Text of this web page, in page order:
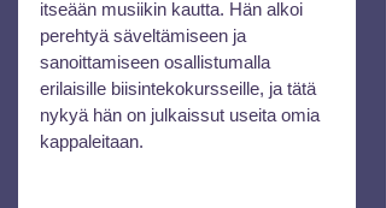
itseään musiikin kautta. Hän alkoi
perehtyä säveltämiseen ja
sanoittamiseen osallistumalla
erilaisille biisintekokursseille, ja tätä
nykyä hän on julkaissut useita omia
kappaleitaan.